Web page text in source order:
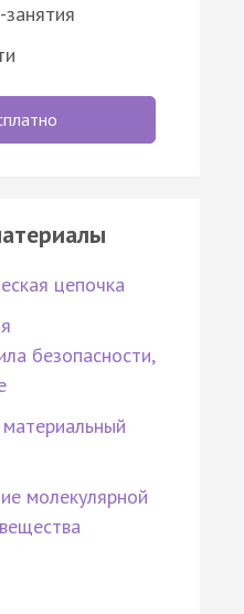
цепочка
безопасности,
молекулярной